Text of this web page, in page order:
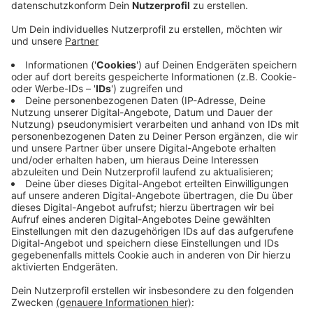
Veröffentlicht:Mittwoch, 08.05.2024 05:25
Anzeige
Zur deutschen Meisterschaft kann auch noch der Sieg
in der Europa League und im DFB-Pokal dazukommen.
Am Tag nach dem DFB-Pokalfinale soll die
Mannschaft am frühen Nachmittag am Flughafen
Köln/Bonn landen und sich dann im Schloss Morsbroich
ins Goldene Buch der Stadt Leverkusen eintragen. Von
da aus geht es mit einem Autokorso zur BayArena, wo
die eigentliche Meisterfeier mit den Fans steigen wird.
Für die Titel-Party im Stadion gibt es rund 40.000
kostenlose Tickets. Aber auch vor dem Stadion
dürften tausende Fans zusammenkommen.
Anzeige